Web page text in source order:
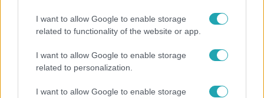
I want to allow Google to enable storage
related to functionality of the website or app.
I want to allow Google to enable storage
related to personalization.
I want to allow Google to enable storage
Budapest Luxe
2026. február 10. 20:00
Csősz Bogi szerint nehéz boldognak lenni egy falra